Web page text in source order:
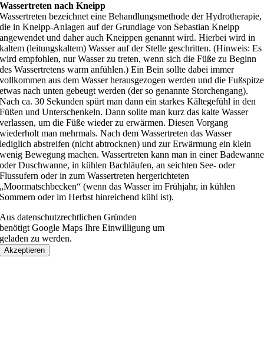
Wassertreten nach Kneipp
Wassertreten bezeichnet eine Behandlungsmethode der Hydrotherapie,
die in Kneipp-Anlagen auf der Grundlage von Sebastian Kneipp
angewendet und daher auch Kneippen genannt wird. Hierbei wird in
kaltem (leitungskaltem) Wasser auf der Stelle geschritten. (Hinweis: Es
wird empfohlen, nur Wasser zu treten, wenn sich die Füße zu Beginn
des Wassertretens warm anfühlen.) Ein Bein sollte dabei immer
vollkommen aus dem Wasser herausgezogen werden und die Fußspitze
etwas nach unten gebeugt werden (der so genannte Storchengang).
Nach ca. 30 Sekunden spürt man dann ein starkes Kältegefühl in den
Füßen und Unterschenkeln. Dann sollte man kurz das kalte Wasser
verlassen, um die Füße wieder zu erwärmen. Diesen Vorgang
wiederholt man mehrmals. Nach dem Wassertreten das Wasser
lediglich abstreifen (nicht abtrocknen) und zur Erwärmung ein klein
wenig Bewegung machen. Wassertreten kann man in einer Badewanne
oder Duschwanne, in kühlen Bachläufen, an seichten See- oder
Flussufern oder in zum Wassertreten hergerichteten
„Moormatschbecken“ (wenn das Wasser im Frühjahr, in kühlen
Sommern oder im Herbst hinreichend kühl ist).
Aus datenschutzrechtlichen Gründen
benötigt Google Maps Ihre Einwilligung um
geladen zu werden.
Akzeptieren